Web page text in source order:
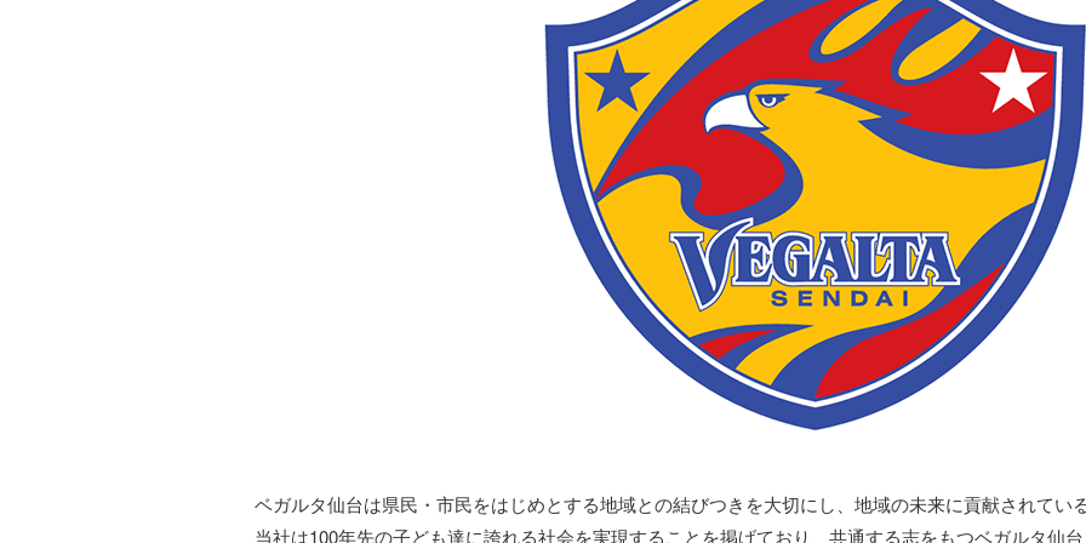
ベガルタ仙台は県民・市民をはじめとする地域との結びつきを大切にし、地域の未来に貢献されてい
当社は100年先の子ども達に誇れる社会を実現することを掲げており、共通する志をもつベガルタ仙